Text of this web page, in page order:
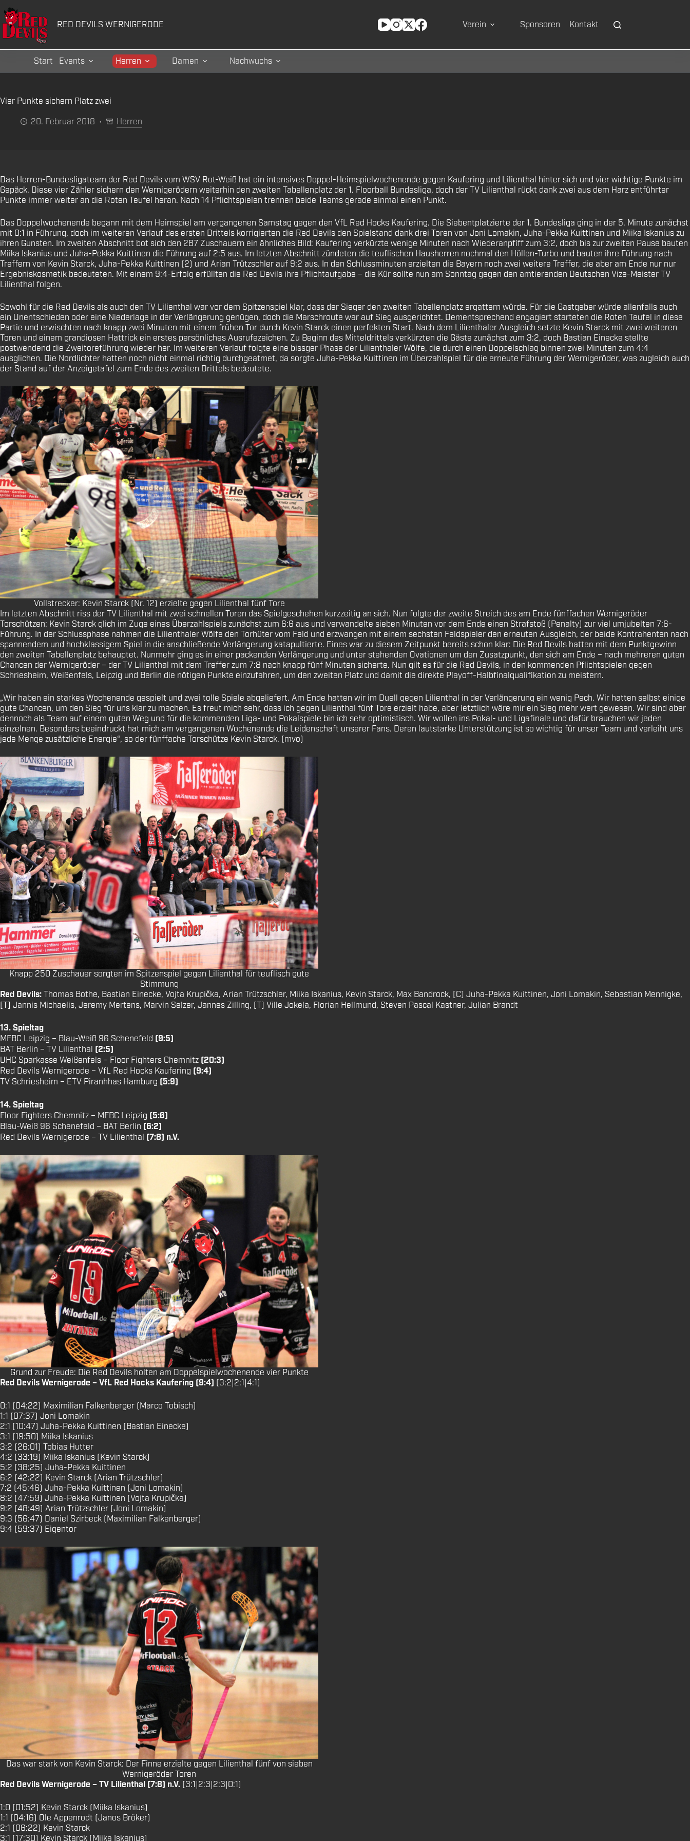
Zum
Inhalt
springen
RED DEVILS WERNIGERODE Verein Sponsoren Kontakt
Start Events Herren Damen Nachwuchs
Vier Punkte sichern Platz zwei
20. Februar 2018
Herren
Das Herren-Bundesligateam der Red Devils vom WSV Rot-Weiß hat ein intensives Doppel-Heimspielwochenende gegen Kaufering und Lilienthal hinter sich und vier wichtige Punkte im
Gepäck. Diese vier Zähler sichern den Wernigerödern weiterhin den zweiten Tabellenplatz der 1. Floorball Bundesliga, doch der TV Lilienthal rückt dank zwei aus dem Harz entführter
Punkte immer weiter an die Roten Teufel heran. Nach 14 Pflichtspielen trennen beide Teams gerade einmal einen Punkt.
Das Doppelwochenende begann mit dem Heimspiel am vergangenen Samstag gegen den VfL Red Hocks Kaufering. Die Siebentplatzierte der 1. Bundesliga ging in der 5. Minute zunächst
mit 0:1 in Führung, doch im weiteren Verlauf des ersten Drittels korrigierten die Red Devils den Spielstand dank drei Toren von Joni Lomakin, Juha-Pekka Kuittinen und Miika Iskanius zu
ihren Gunsten. Im zweiten Abschnitt bot sich den 287 Zuschauern ein ähnliches Bild: Kaufering verkürzte wenige Minuten nach Wiederanpfiff zum 3:2, doch bis zur zweiten Pause bauten
Miika Iskanius und Juha-Pekka Kuittinen die Führung auf 2:5 aus. Im letzten Abschnitt zündeten die teuflischen Hausherren nochmal den Höllen-Turbo und bauten ihre Führung nach
Treffern von Kevin Starck, Juha-Pekka Kuittinen (2) und Arian Trützschler auf 9:2 aus. In den Schlussminuten erzielten die Bayern noch zwei weitere Treffer, die aber am Ende nur nur
Ergebniskosmetik bedeuteten. Mit einem 9:4-Erfolg erfüllten die Red Devils ihre Pflichtaufgabe – die Kür sollte nun am Sonntag gegen den amtierenden Deutschen Vize-Meister TV
Lilienthal folgen.
Sowohl für die Red Devils als auch den TV Lilienthal war vor dem Spitzenspiel klar, dass der Sieger den zweiten Tabellenplatz ergattern würde. Für die Gastgeber würde allenfalls auch
ein Unentschieden oder eine Niederlage in der Verlängerung genügen, doch die Marschroute war auf Sieg ausgerichtet. Dementsprechend engagiert starteten die Roten Teufel in diese
Partie und erwischten nach knapp zwei Minuten mit einem frühen Tor durch Kevin Starck einen perfekten Start. Nach dem Lilienthaler Ausgleich setzte Kevin Starck mit zwei weiteren
Toren und einem grandiosen Hattrick ein erstes persönliches Ausrufezeichen. Zu Beginn des Mitteldrittels verkürzten die Gäste zunächst zum 3:2, doch Bastian Einecke stellte
postwendend die Zweitoreführung wieder her. Im weiteren Verlauf folgte eine bissger Phase der Lilienthaler Wölfe, die durch einen Doppelschlag binnen zwei Minuten zum 4:4
ausglichen. Die Nordlichter hatten noch nicht einmal richtig durchgeatmet, da sorgte Juha-Pekka Kuittinen im Überzahlspiel für die erneute Führung der Wernigeröder, was zugleich auch
der Stand auf der Anzeigetafel zum Ende des zweiten Drittels bedeutete.
Vollstrecker: Kevin Starck (Nr. 12) erzielte gegen Lilienthal fünf Tore
Im letzten Abschnitt riss der TV Lilienthal mit zwei schnellen Toren das Spielgeschehen kurzzeitig an sich. Nun folgte der zweite Streich des am Ende fünffachen Wernigeröder
Torschützen: Kevin Starck glich im Zuge eines Überzahlspiels zunächst zum 6:6 aus und verwandelte sieben Minuten vor dem Ende einen Strafstoß (Penalty) zur viel umjubelten 7:6-
Führung. In der Schlussphase nahmen die Lilienthaler Wölfe den Torhüter vom Feld und erzwangen mit einem sechsten Feldspieler den erneuten Ausgleich, der beide Kontrahenten nach
spannendem und hochklassigem Spiel in die anschließende Verlängerung katapultierte. Eines war zu diesem Zeitpunkt bereits schon klar: Die Red Devils hatten mit dem Punktgewinn
den zweiten Tabellenplatz behauptet. Nunmehr ging es in einer packenden Verlängerung und unter stehenden Ovationen um den Zusatzpunkt, den sich am Ende – nach mehreren guten
Chancen der Wernigeröder – der TV Lilienthal mit dem Treffer zum 7:8 nach knapp fünf Minuten sicherte. Nun gilt es für die Red Devils, in den kommenden Pflichtspielen gegen
Schriesheim, Weißenfels, Leipzig und Berlin die nötigen Punkte einzufahren, um den zweiten Platz und damit die direkte Playoff-Halbfinalqualifikation zu meistern.
„Wir haben ein starkes Wochenende gespielt und zwei tolle Spiele abgeliefert. Am Ende hatten wir im Duell gegen Lilienthal in der Verlängerung ein wenig Pech. Wir hatten selbst einige
gute Chancen, um den Sieg für uns klar zu machen. Es freut mich sehr, dass ich gegen Lilienthal fünf Tore erzielt habe, aber letztlich wäre mir ein Sieg mehr wert gewesen. Wir sind aber
dennoch als Team auf einem guten Weg und für die kommenden Liga- und Pokalspiele bin ich sehr optimistisch. Wir wollen ins Pokal- und Ligafinale und dafür brauchen wir jeden
einzelnen. Besonders beeindruckt hat mich am vergangenen Wochenende die Leidenschaft unserer Fans. Deren lautstarke Unterstützung ist so wichtig für unser Team und verleiht uns
jede Menge zusätzliche Energie“, so der fünffache Torschütze Kevin Starck. (mvo)
Knapp 250 Zuschauer sorgten im Spitzenspiel gegen Lilienthal für teuflisch gute
Stimmung
Red Devils: Thomas Bothe, Bastian Einecke, Vojta Krupička, Arian Trützschler, Miika Iskanius, Kevin Starck, Max Bandrock, [C] Juha-Pekka Kuittinen, Joni Lomakin, Sebastian Mennigke,
[T] Jannis Michaelis, Jeremy Mertens, Marvin Selzer, Jannes Zilling, [T] Ville Jokela, Florian Hellmund, Steven Pascal Kastner, Julian Brandt
13. Spieltag
MFBC Leipzig – Blau-Weiß 96 Schenefeld (9:5)
BAT Berlin – TV Lilienthal (2:5)
UHC Sparkasse Weißenfels – Floor Fighters Chemnitz (20:3)
Red Devils Wernigerode – VfL Red Hocks Kaufering (9:4)
TV Schriesheim – ETV Piranhhas Hamburg (5:9)
14. Spieltag
Floor Fighters Chemnitz – MFBC Leipzig (5:6)
Blau-Weiß 96 Schenefeld – BAT Berlin (6:2)
Red Devils Wernigerode – TV Lilienthal (7:8) n.V.
Grund zur Freude: Die Red Devils holten am Doppelspielwochenende vier Punkte
Red Devils Wernigerode – VfL Red Hocks Kaufering (9:4) (3:2|2:1|4:1)
0:1 (04:22) Maximilian Falkenberger (Marco Tobisch)
1:1 (07:37) Joni Lomakin
2:1 (10:47) Juha-Pekka Kuittinen (Bastian Einecke)
3:1 (19:50) Miika Iskanius
3:2 (26:01) Tobias Hutter
4:2 (33:19) Miika Iskanius (Kevin Starck)
5:2 (38:25) Juha-Pekka Kuittinen
6:2 (42:22) Kevin Starck (Arian Trützschler)
7:2 (45:46) Juha-Pekka Kuittinen (Joni Lomakin)
8:2 (47:59) Juha-Pekka Kuittinen (Vojta Krupička)
9:2 (48:49) Arian Trützschler (Joni Lomakin)
9:3 (56:47) Daniel Szirbeck (Maximilian Falkenberger)
9:4 (59:37) Eigentor
Das war stark von Kevin Starck: Der Finne erzielte gegen Lilienthal fünf von sieben
Wernigeröder Toren
Red Devils Wernigerode – TV Lilienthal (7:8) n.V. (3:1|2:3|2:3|0:1)
1:0 (01:52) Kevin Starck (Miika Iskanius)
1:1 (04:16) Ole Appenrodt (Janos Bröker)
2:1 (06:22) Kevin Starck
3:1 (17:30) Kevin Starck (Miika Iskanius)